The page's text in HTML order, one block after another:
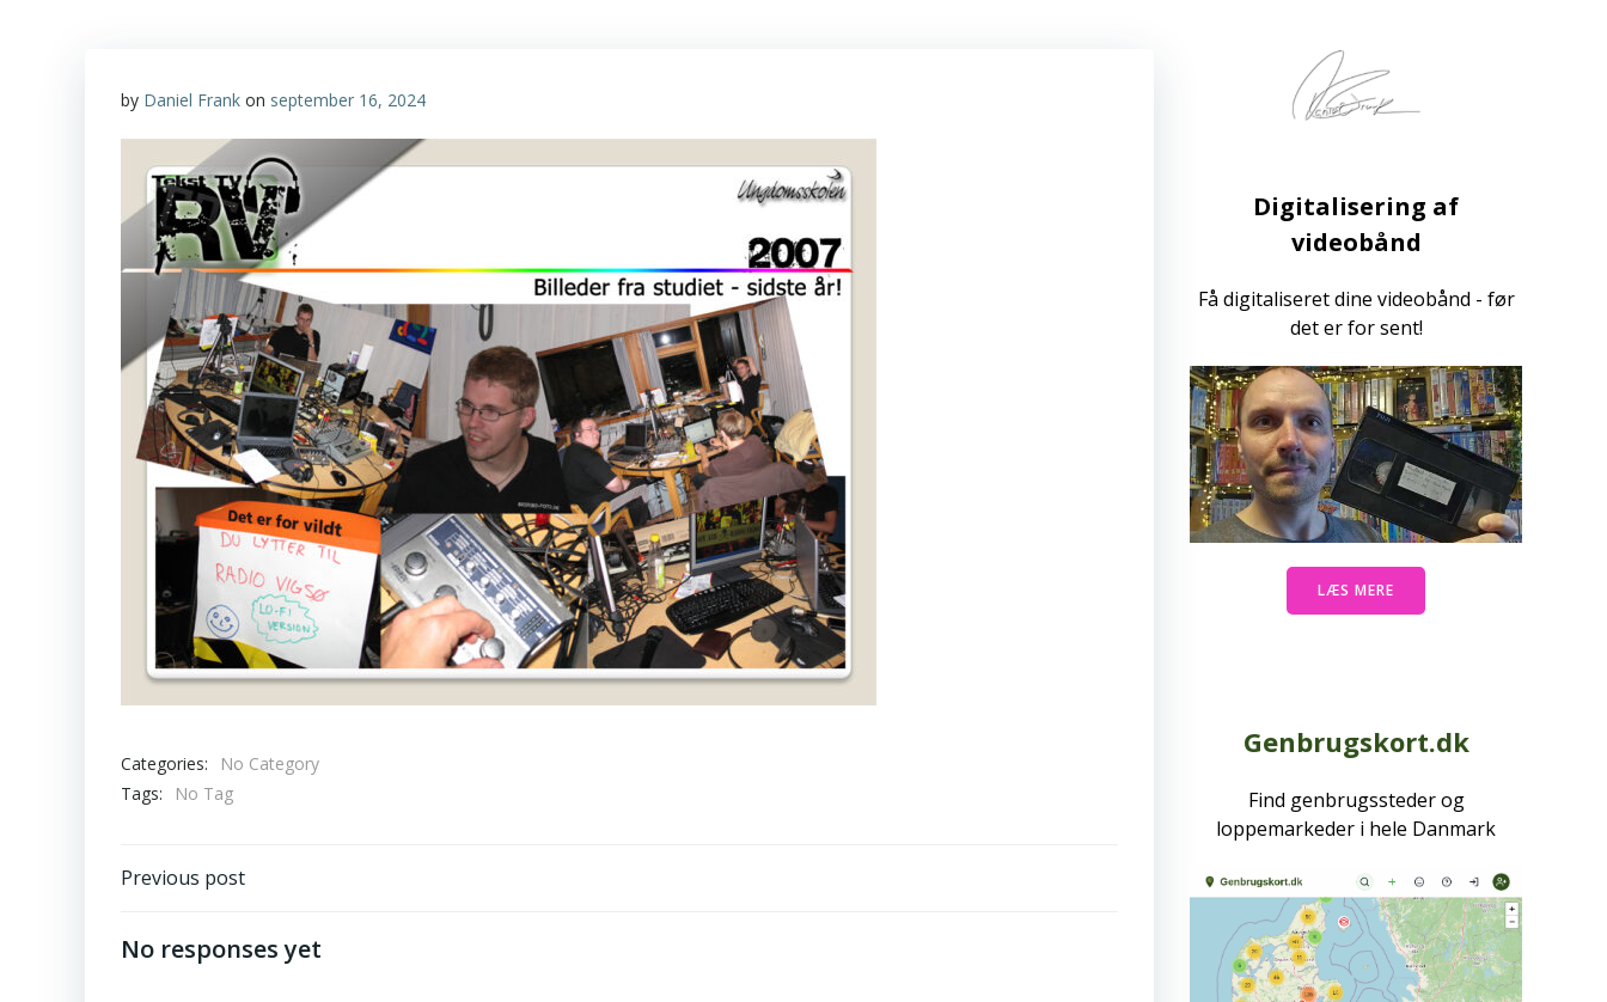
by Daniel Frank on september 16, 2024
Categories:
No Category
Tags:
No Tag
Post
navigation
Previous post
No responses yet
Digitalisering af
videobånd
Få digitaliseret dine videobånd - før
det er for sent!
LÆS MERE
Genbrugskort.dk
Find genbrugssteder og
loppemarkeder i hele Danmark